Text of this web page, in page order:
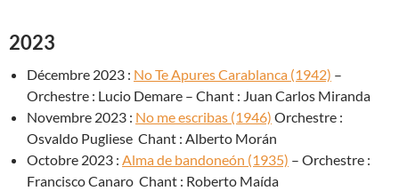
2023
Décembre 2023 : No Te Apures Carablanca (1942) –
Orchestre : Lucio Demare – Chant : Juan Carlos Miranda
Novembre 2023 : No me escribas (1946) Orchestre :
Osvaldo Pugliese Chant : Alberto Morán
Octobre 2023 : Alma de bandoneón (1935) – Orchestre :
Francisco Canaro Chant : Roberto Maída